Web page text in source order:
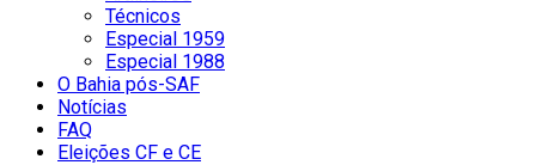
Técnicos
Especial 1959
Especial 1988
O Bahia pós-SAF
Notícias
FAQ
Eleições CF e CE